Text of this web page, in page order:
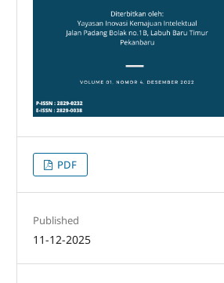
PDF
Published
11-12-2025